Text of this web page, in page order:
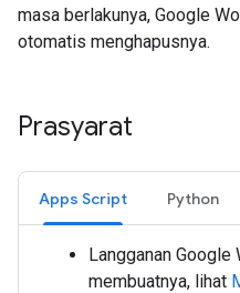
masa berlakunya, Google
otomatis menghapusnya.
Prasyarat
Apps Script Python
Langganan Google
membuatnya, lihat